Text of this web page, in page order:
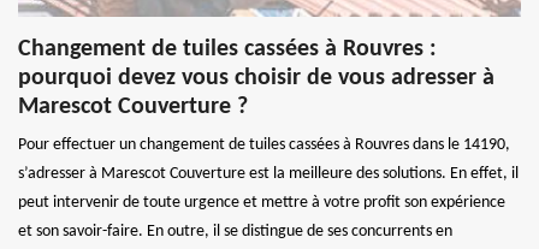
Changement de tuiles cassées à Rouvres :
pourquoi devez vous choisir de vous adresser à
Marescot Couverture ?
Pour effectuer un changement de tuiles cassées à Rouvres dans le 14190,
s’adresser à Marescot Couverture est la meilleure des solutions. En effet, il
peut intervenir de toute urgence et mettre à votre profit son expérience
et son savoir-faire. En outre, il se distingue de ses concurrents en